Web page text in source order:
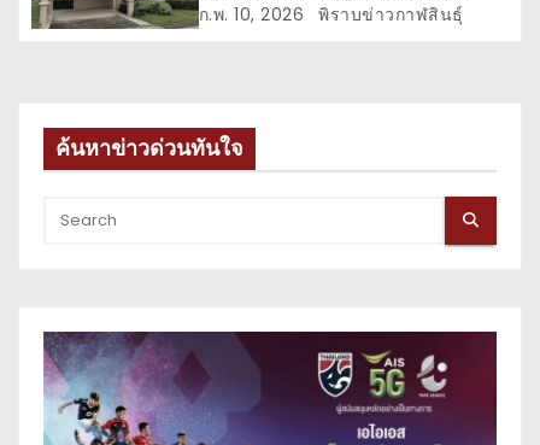
ก.พ. 10, 2026 พิราบข่าวกาฬสินธุ์
ค้นหาข่าวด่วนทันใจ